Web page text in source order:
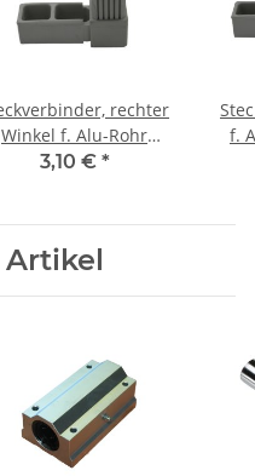
rechter
Winkel f. Alu-Rohr
mm, PA grau
3,10 € *
f.